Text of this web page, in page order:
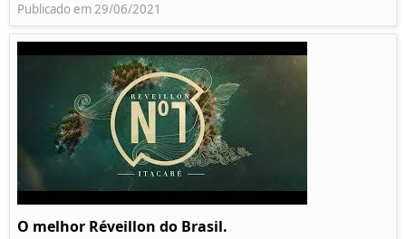
Publicado em 29/06/2021
O melhor Réveillon do Brasil.